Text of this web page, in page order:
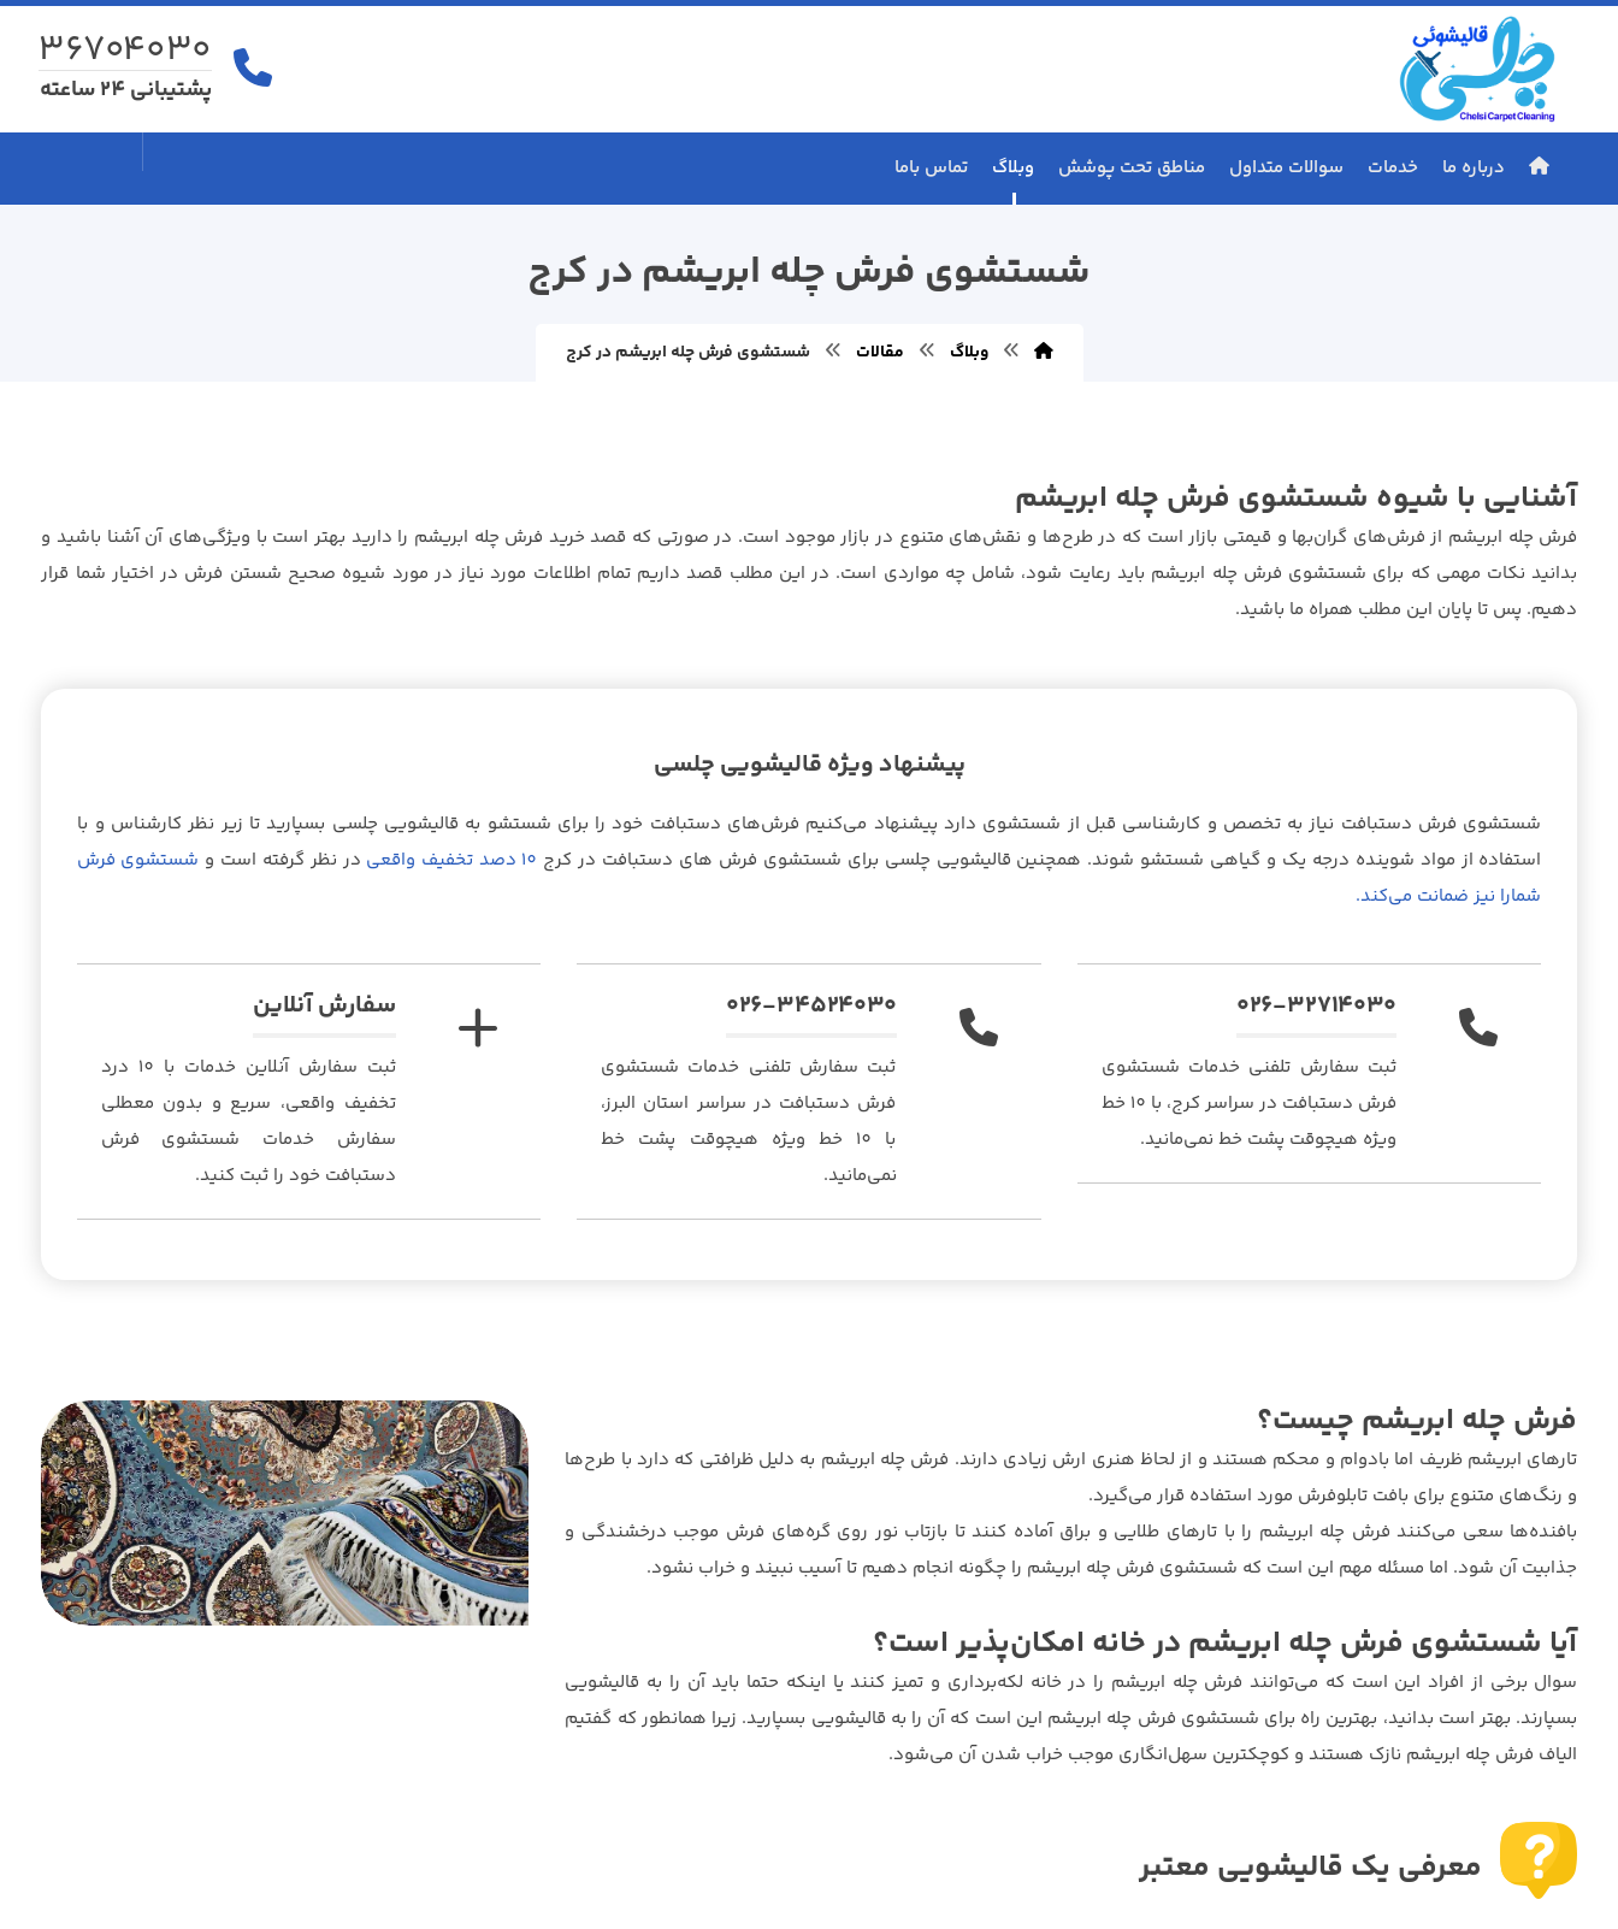
۳۶۷۰۴۰۳۰
پشتیبانی 24 ساعته
درباره ما خدمات سوالات متداول مناطق تحت پوشش وبلاگ تماس باما
شستشوی فرش چله ابریشم در کرج
وبلاگ مقالات شستشوی فرش چله ابریشم در کرج
آشنایی با شیوه شستشوی فرش چله ابریشم
فرش چله ابریشم از فرش‌های گران‌بها و قیمتی بازار است که در طرح‌ها و نقش‌های متنوع در بازار موجود است. در صورتی که قصد خرید فرش چله ابریشم را دارید بهتر است با ویژگی‌های آن آشنا باشید و
بدانید نکات مهمی که برای شستشوی فرش چله ابریشم باید رعایت شود، شامل چه مواردی است. در این مطلب قصد داریم تمام اطلاعات مورد نیاز در مورد شیوه صحیح شستن فرش در اختیار شما قرار
دهیم. پس تا پایان این مطلب همراه ما باشید.
پیشنهاد ویژه قالیشویی چلسی
شستشوی فرش دستبافت نیاز به تخصص و کارشناسی قبل از شستشوی دارد پیشنهاد می‌کنیم فرش‌های دستبافت خود را برای شستشو به قالیشویی چلسی بسپارید تا زیر نظر کارشناس و با
استفاده از مواد شوینده درجه یک و گیاهی شستشو شوند. همچنین قالیشویی چلسی برای شستشوی فرش های دستبافت در کرج 10 دصد تخفیف واقعی در نظر گرفته است و شستشوی فرش
شمارا نیز ضمانت می‌کند.
۰۲۶-۳۲۷۱۴۰۳۰
ثبت سفارش تلفنی خدمات شستشوی
فرش دستبافت در سراسر کرج، با 10 خط
ویژه هیچوقت پشت خط نمی‌مانید.
۰۲۶-۳۴۵۲۴۰۳۰
ثبت سفارش تلفنی خدمات شستشوی
فرش دستبافت در سراسر استان البرز،
با 10 خط ویژه هیچوقت پشت خط
نمی‌مانید.
سفارش آنلاین
ثبت سفارش آنلاین خدمات با 10 درد
تخفیف واقعی، سریع و بدون معطلی
سفارش خدمات شستشوی فرش
دستبافت خود را ثبت کنید.
فرش چله ابریشم چیست؟
تارهای ابریشم ظریف اما بادوام و محکم هستند و از لحاظ هنری ارش زیادی دارند. فرش چله ابریشم به دلیل ظرافتی که دارد با طرح‌ها
و رنگ‌های متنوع برای بافت تابلوفرش مورد استفاده قرار می‌گیرد.
بافنده‌ها سعی می‌کنند فرش چله ابریشم را با تارهای طلایی و براق آماده کنند تا بازتاب نور روی گره‌های فرش موجب درخشندگی و
جذابیت آن شود. اما مسئله مهم این است که شستشوی فرش چله ابریشم را چگونه انجام دهیم تا آسیب نبیند و خراب نشود.
آیا شستشوی فرش چله ابریشم در خانه امکان‌پذیر است؟
سوال برخی از افراد این است که می‌توانند فرش چله ابریشم را در خانه لکه‌برداری و تمیز کنند یا اینکه حتما باید آن را به قالیشویی
بسپارند. بهتر است بدانید، بهترین راه برای شستشوی فرش چله ابریشم این است که آن را به قالیشویی بسپارید. زیرا همانطور که گفتیم
الیاف فرش چله ابریشم نازک هستند و کوچکترین سهل‌انگاری موجب خراب شدن آن می‌شود.
معرفی یک قالیشویی معتبر